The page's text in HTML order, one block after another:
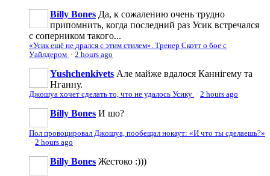
Billy Bones Да, к сожалению очень трудно
припомнить, когда последний раз Усик встречался
с соперником такого...
«Усик ещё не дрался с этим стилем». Тренер Скотт о бое с
Уайлдером · 2 hours ago
Yushchenkivets Але майже вдалося Каннігему та
Нганну.
Джошуа хочет сделать то, что не удалось Усику · 2 hours ago
Billy Bones И шо?
Пол провоцировал Джошуа, пообещал нокаут: «И что ты сделаешь?»
· 2 hours ago
Billy Bones Жестоко :)))